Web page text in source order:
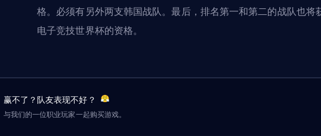
格。必须有另外两支韩国战队。最后，排名第一和第二的战队也将
电子竞技世界杯的资格。
赢不了？队友表现不好？
与我们的一位职业玩家一起购买游戏。